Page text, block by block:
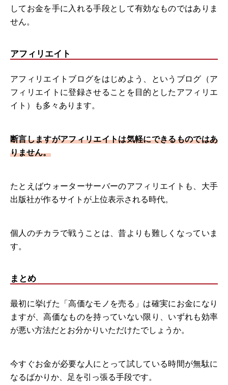
してお金を手に入れる手段として有効なものではありま
せん。
アフィリエイト
アフィリエイトブログをはじめよう、というブログ（ア
フィリエイトに登録させることを目的としたアフィリエ
イト）も多々あります。
断言しますがアフィリエイトは気軽にできるものではあ
りません。
たとえばウォーターサーバーのアフィリエイトも、大手
出版社が作るサイトが上位表示される時代。
個人のチカラで戦うことは、昔よりも難しくなっていま
す。
まとめ
最初に挙げた「高価なモノを売る」は確実にお金になり
ますが、高価なものを持っていない限り、いずれも効率
が悪い方法だとお分かりいただけたでしょうか。
今すぐお金が必要な人にとって試している時間が無駄に
なるばかりか、足を引っ張る手段です。